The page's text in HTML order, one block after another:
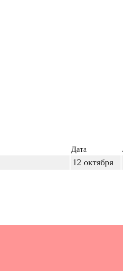
Дата
12 октября